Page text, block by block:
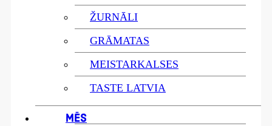
ŽURNĀLI
GRĀMATAS
MEISTARKALSES
TASTE LATVIA
MĒS